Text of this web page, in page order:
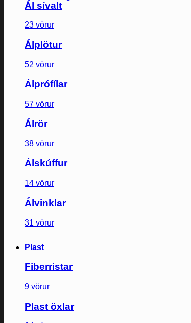
Ál sívalt
23 vörur
Álplötur
52 vörur
Álprófílar
57 vörur
Álrör
38 vörur
Álskúffur
14 vörur
Álvinklar
31 vörur
Plast
Fiberristar
9 vörur
Plast öxlar